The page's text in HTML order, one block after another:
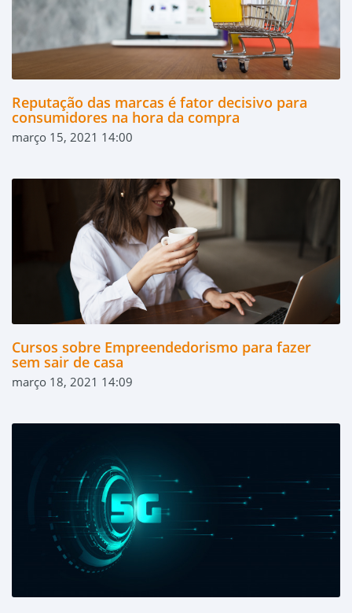
Reputação das marcas é fator decisivo para
consumidores na hora da compra
março 15, 2021 14:00
Cursos sobre Empreendedorismo para fazer
sem sair de casa
março 18, 2021 14:09